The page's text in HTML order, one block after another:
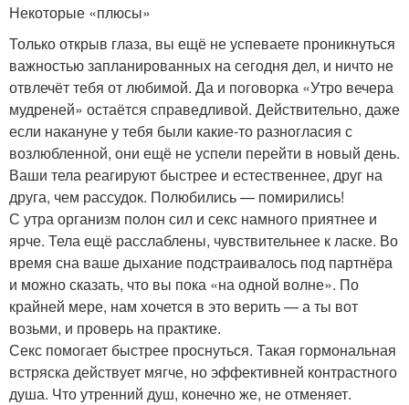
Некоторые «плюсы»
Только открыв глаза, вы ещё не успеваете проникнуться
важностью запланированных на сегодня дел, и ничто не
отвлечёт тебя от любимой. Да и поговорка «Утро вечера
мудреней» остаётся справедливой. Действительно, даже
если накануне у тебя были какие-то разногласия с
возлюбленной, они ещё не успели перейти в новый день.
Ваши тела реагируют быстрее и естественнее, друг на
друга, чем рассудок. Полюбились — помирились!
С утра организм полон сил и секс намного приятнее и
ярче. Тела ещё расслаблены, чувствительнее к ласке. Во
время сна ваше дыхание подстраивалось под партнёра
и можно сказать, что вы пока «на одной волне». По
крайней мере, нам хочется в это верить — а ты вот
возьми, и проверь на практике.
Секс помогает быстрее проснуться. Такая гормональная
встряска действует мягче, но эффективней контрастного
душа. Что утренний душ, конечно же, не отменяет.